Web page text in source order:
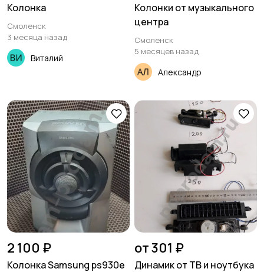
Колонка
Смоленск
3 месяца назад
Виталий
Колонки от музыкального
центра
Смоленск
5 месяцев назад
Александр
2 100 ₽
Колонка Samsung ps930e
от 301 ₽
Динамик от ТВ и ноутбука